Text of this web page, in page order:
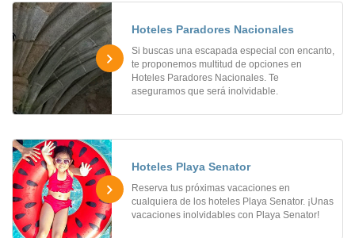
Hoteles Paradores Nacionales
Si buscas una escapada especial con encanto,
te proponemos multitud de opciones en
Hoteles Paradores Nacionales. Te
aseguramos que será inolvidable.
Hoteles Playa Senator
Reserva tus próximas vacaciones en
cualquiera de los hoteles Playa Senator. ¡Unas
vacaciones inolvidables con Playa Senator!